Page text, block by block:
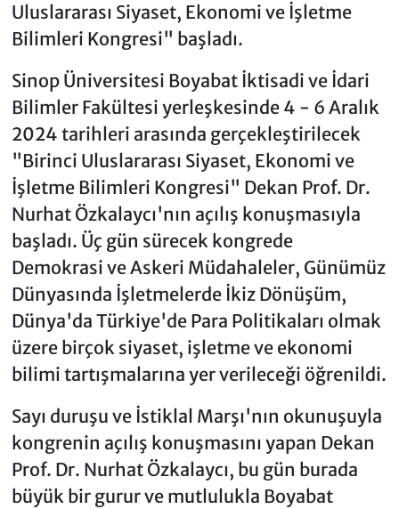
Uluslararası Siyaset, Ekonomi ve İşletme
Bilimleri Kongresi" başladı.
Sinop Üniversitesi Boyabat İktisadi ve İdari
Bilimler Fakültesi yerleşkesinde 4 - 6 Aralık
2024 tarihleri arasında gerçekleştirilecek
"Birinci Uluslararası Siyaset, Ekonomi ve
İşletme Bilimleri Kongresi" Dekan Prof. Dr.
Nurhat Özkalaycı'nın açılış konuşmasıyla
başladı. Üç gün sürecek kongrede
Demokrasi ve Askeri Müdahaleler, Günümüz
Dünyasında İşletmelerde İkiz Dönüşüm,
Dünya'da Türkiye'de Para Politikaları olmak
üzere birçok siyaset, işletme ve ekonomi
bilimi tartışmalarına yer verileceği öğrenildi.
Sayı duruşu ve İstiklal Marşı'nın okunuşuyla
kongrenin açılış konuşmasını yapan Dekan
Prof. Dr. Nurhat Özkalaycı, bu gün burada
büyük bir gurur ve mutlulukla Boyabat